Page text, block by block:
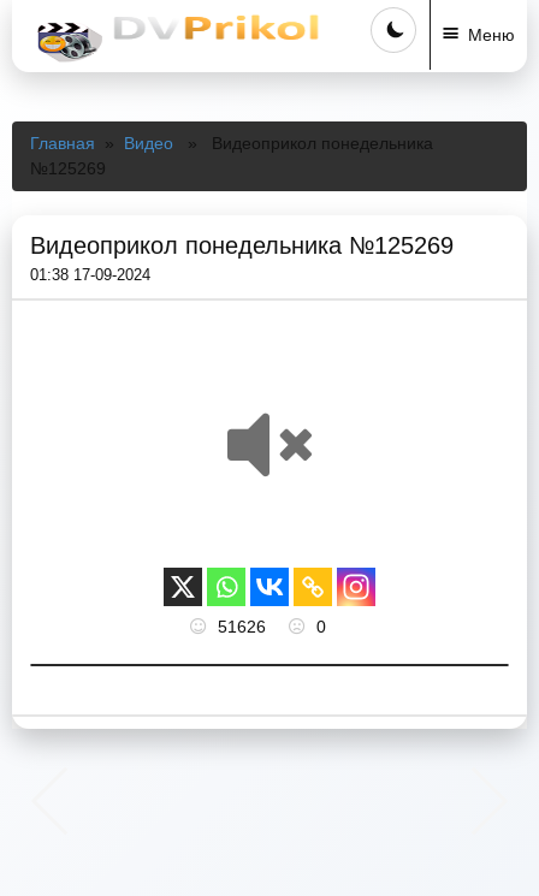
Меню
Главная » Видео » Видеоприкол понедельника
№125269
Видеоприкол понедельника №125269
01:38 17-09-2024
51626 0